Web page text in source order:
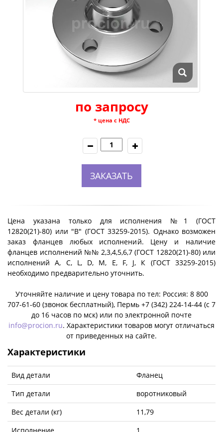
по запросу
* цена с НДС
ЗАКАЗАТЬ
Цена указана только для исполнения №1 (ГОСТ
12820(21)-80) или "B" (ГОСТ 33259-2015). Однако возможен
заказ фланцев любых исполнений. Цену и наличие
фланцев исполнений №№ 2,3,4,5,6,7 (ГОСТ 12820(21)-80) или
исполнений A, C, L, D, M, E, F, J, К (ГОСТ 33259-2015)
необходимо предварительно уточнить.
Уточняйте наличие и цену товара по тел: Россия: 8 800
707-61-60 (звонок бесплатный), Пермь +7 (342) 224-14-44 (c 7
до 16 часов по мск) или по электронной почте
info@procion.ru. Характеристики товаров могут отличаться
от приведенных на сайте.
Характеристики
Вид детали
Фланец
Тип детали
воротниковый
Вес детали (кг)
11,79